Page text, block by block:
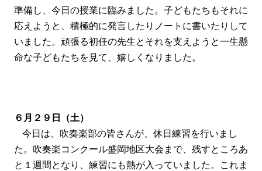
準備し、今日の授業に臨みました。子どもたちもそれに
応えようと、積極的に発言したりノートに書いたりして
いました。頑張る初任の先生とそれを支えようと一生懸
命な子どもたちを見て、嬉しくなりました。
６月２９日（土）
今日は、吹奏楽部の皆さんが、休日練習を行いまし
た。吹奏楽コンクール盛岡地区大会まで、残すところあ
と１週間となり、練習にも熱が入っていました。これま